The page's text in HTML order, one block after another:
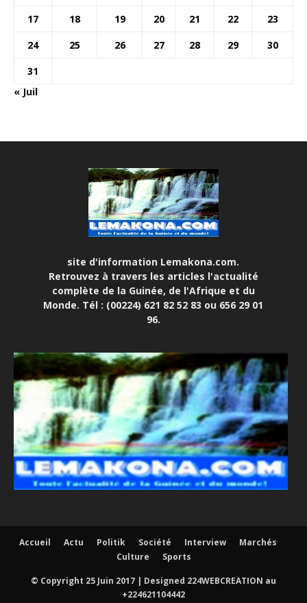
17
18 19 20 21 22
23
24
25 26 27 28 29
30
31
« Juil
site d'information Lemakona.com.
Retrouvez à travers les articles l'actualité
complète de la Guinée, de l'Afrique et du
Monde. Tél : (00224) 621 82 52 83 ou 656 29 01
96.
Accueil Actu Politik Société Interview
Marchés
Culture
Sports
© Copyright 25 Juin 2017 | Designed 224WEBCREATION au
+224621104442